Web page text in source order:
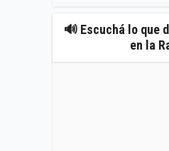
🔊 Escuchá lo que
en la